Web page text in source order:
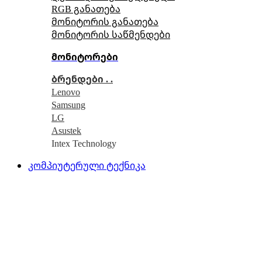
RGB განათება
მონიტორის განათება
მონიტორის საწმენდები
მონიტორები
ბრენდები . .
Lenovo
Samsung
LG
Asustek
Intex Technology
კომპიუტერული ტექნიკა